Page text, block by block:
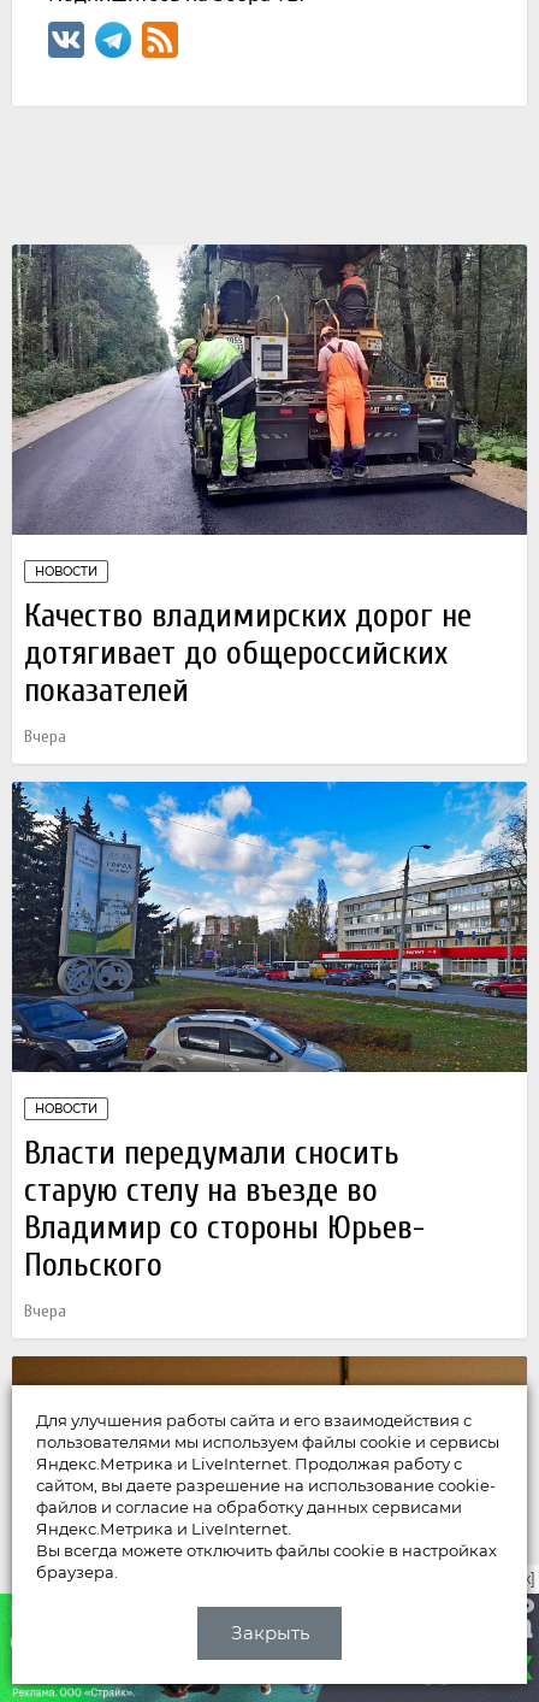
НОВОСТИ
Качество владимирских дорог не
дотягивает до общероссийских
показателей
Вчера
НОВОСТИ
Власти передумали сносить
старую стелу на въезде во
Владимир со стороны Юрьев-
Польского
Вчера
закрыть [x]
Для улучшения работы сайта и его взаимодействия с
пользователями мы используем файлы cookie и сервисы
Яндекс.Метрика и LiveInternet. Продолжая работу с
сайтом, вы даете разрешение на использование cookie-
файлов и согласие на обработку данных сервисами
Яндекс.Метрика и LiveInternet.
Вы всегда можете отключить файлы cookie в настройках
браузера.
Закрыть